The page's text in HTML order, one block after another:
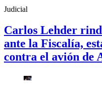
Judicial
Carlos Lehder
ante la Fiscalía,
contra el avión de